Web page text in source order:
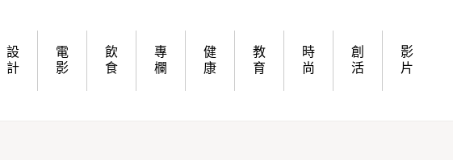
設
計
電
影
飲
食
專
欄
健
康
教
育
時
尚
創
活
影
片